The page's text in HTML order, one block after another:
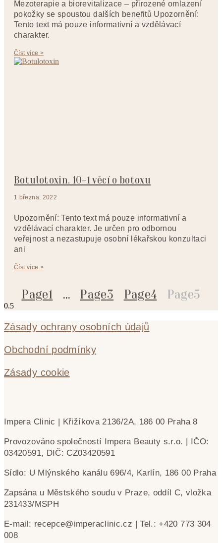
Mezoterapie a biorevitalizace – přirozené omlazení
pokožky se spoustou dalších benefitů Upozornění:
Tento text má pouze informativní a vzdělávací
charakter.
Číst více >
Botulotoxin. 10+1 věcí o botoxu
1 března, 2022
Upozornění: Tento text má pouze informativní a
vzdělávací charakter. Je určen pro odbornou
veřejnost a nezastupuje osobní lékařskou konzultaci
ani
Číst více >
Page1 … Page3 Page4 Page5
Zásady ochrany osobních údajů
Obchodní podmínky
Zásady cookie
Impera Clinic | Křižíkova 2136/2A, 186 00 Praha 8
Provozováno společností Impera Beauty s.r.o. | IČO:
03420591, DIČ: CZ03420591
Sídlo: U Mlýnského kanálu 696/4, Karlín, 186 00 Praha
Zapsána u Městského soudu v Praze, oddíl C, vložka
231433/MSPH
E-mail: recepce@imperaclinic.cz | Tel.: +420 773 304
008